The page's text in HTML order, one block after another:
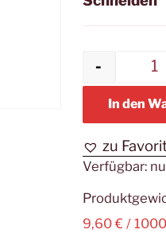
-
In den
zu
Verfügbar:
9,60€ / 1000